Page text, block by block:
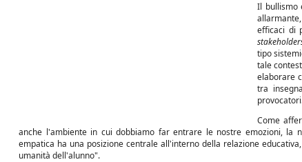
Il bullismo
efficaci di
tipo
tale
elaborare
tra
Come
anche l'ambiente in cui dobbiamo far entrare le nostre emozioni, la
empatica ha una posizione centrale all'interno della relazione
umanità dell'alunno".